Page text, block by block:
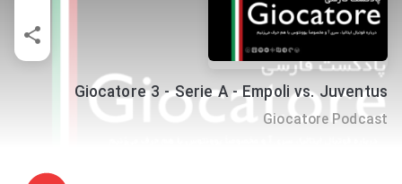
Giocatore 3 - Serie A - Empoli vs. Juventus
Giocatore Podcast